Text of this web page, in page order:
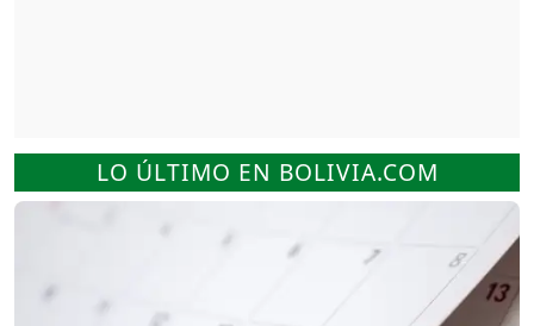
LO ÚLTIMO EN BOLIVIA.COM